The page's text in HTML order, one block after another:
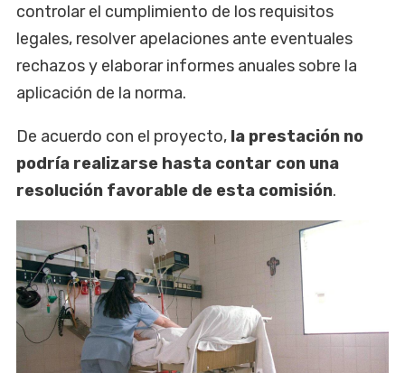
controlar el cumplimiento de los requisitos
legales, resolver apelaciones ante eventuales
rechazos y elaborar informes anuales sobre la
aplicación de la norma.
De acuerdo con el proyecto, la prestación no
podría realizarse hasta contar con una
resolución favorable de esta comisión.